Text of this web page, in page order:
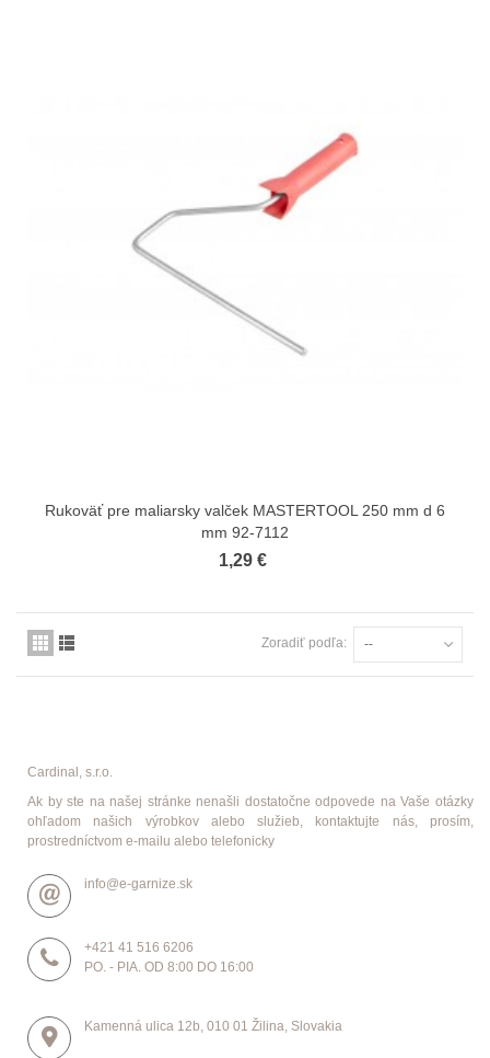
Rukoväť pre maliarsky valček MASTERTOOL 250 mm d 6
mm 92-7112
1,29 €
Zoradiť podľa: --
Cardinal, s.r.o.
Ak by ste na našej stránke nenašli dostatočne odpovede na Vaše otázky
ohľadom našich výrobkov alebo služieb, kontaktujte nás, prosím,
prostredníctvom e-mailu alebo telefonicky
info@e-garnize.sk
+421 41 516 6206
PO. - PIA. OD 8:00 DO 16:00
Kamenná ulica 12b, 010 01 Žilina, Slovakia